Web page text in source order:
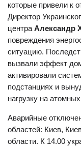
которые привели к
Директор
центра Александр
повреждения
ситуацию.
вызвали эффект
активировали
подстанциях и
нагрузку на
Аварийные
областей: Киев,
области. К 14.00